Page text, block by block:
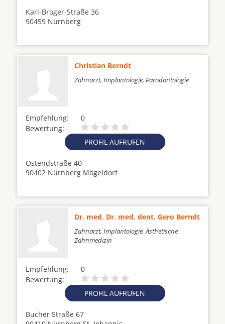
Karl-Bröger-Straße 36
90459 Nürnberg
Christian Berndt
Zahnarzt, Implantologie, Parodontologie
Empfehlung:
0
Bewertung:
PROFIL AUFRUFEN
Ostendstraße 40
90402 Nürnberg Mögeldorf
Dr. med. Dr. med. dent. Gero Berndt
Zahnarzt, Implantologie, Ästhetische
Zahnmedizin
Empfehlung:
0
Bewertung:
PROFIL AUFRUFEN
Bucher Straße 67